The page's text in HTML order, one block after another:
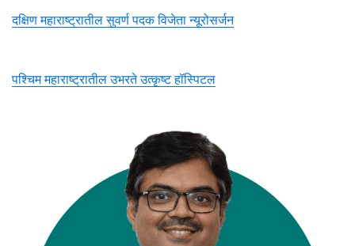
दक्षिण महाराष्ट्रातील सुवर्ण पदक विजेता न्यूरोसर्जन
पश्चिम महाराष्ट्रातील उभरते उत्कृष्ट हॉस्पिटल